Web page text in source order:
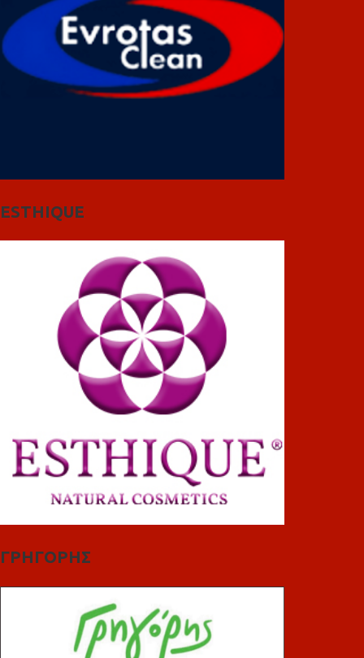
ESTHIQUE
ΓΡΗΓΟΡΗΣ